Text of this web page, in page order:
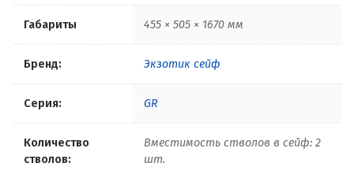
Габариты 455 × 505 × 1670 мм
Бренд: Экзотик сейф
Серия: GR
Количество
стволов:
Вместимость стволов в сейф: 2
шт.